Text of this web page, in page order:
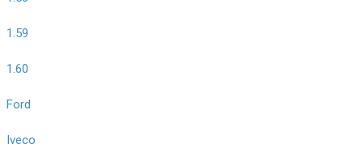
1.59
1.60
Ford
Iveco